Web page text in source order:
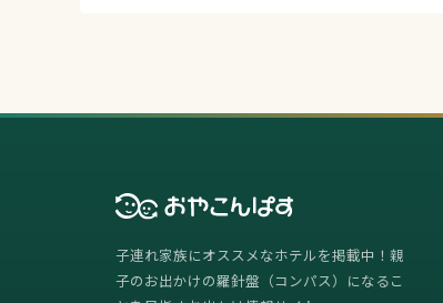
子連れ家族にオススメなホテルを掲載中！親
子のお出かけの羅針盤（コンパス）になるこ